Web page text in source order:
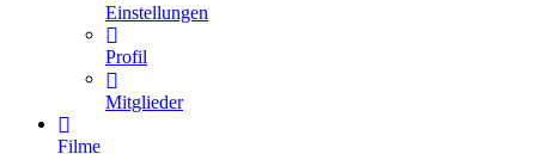
Einstellungen
Profil
Mitglieder
Filme